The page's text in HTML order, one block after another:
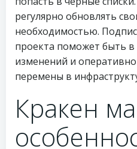
регулярно обновлять
необходимостью.
проекта поможет быть в
изменений и
перемены в
Кракен